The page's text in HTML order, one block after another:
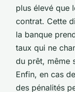
plus élevé que
contrat. Cette
la banque
taux qui ne
du prêt, même
Enfin, en cas
des pénalités